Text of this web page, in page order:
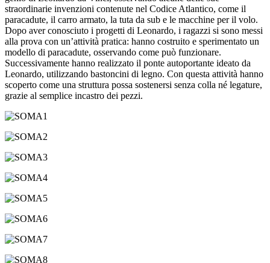
straordinarie invenzioni contenute nel Codice Atlantico, come il
paracadute, il carro armato, la tuta da sub e le macchine per il volo.
Dopo aver conosciuto i progetti di Leonardo, i ragazzi si sono messi
alla prova con un’attività pratica: hanno costruito e sperimentato un
modello di paracadute, osservando come può funzionare.
Successivamente hanno realizzato il ponte autoportante ideato da
Leonardo, utilizzando bastoncini di legno. Con questa attività hanno
scoperto come una struttura possa sostenersi senza colla né legature,
grazie al semplice incastro dei pezzi.